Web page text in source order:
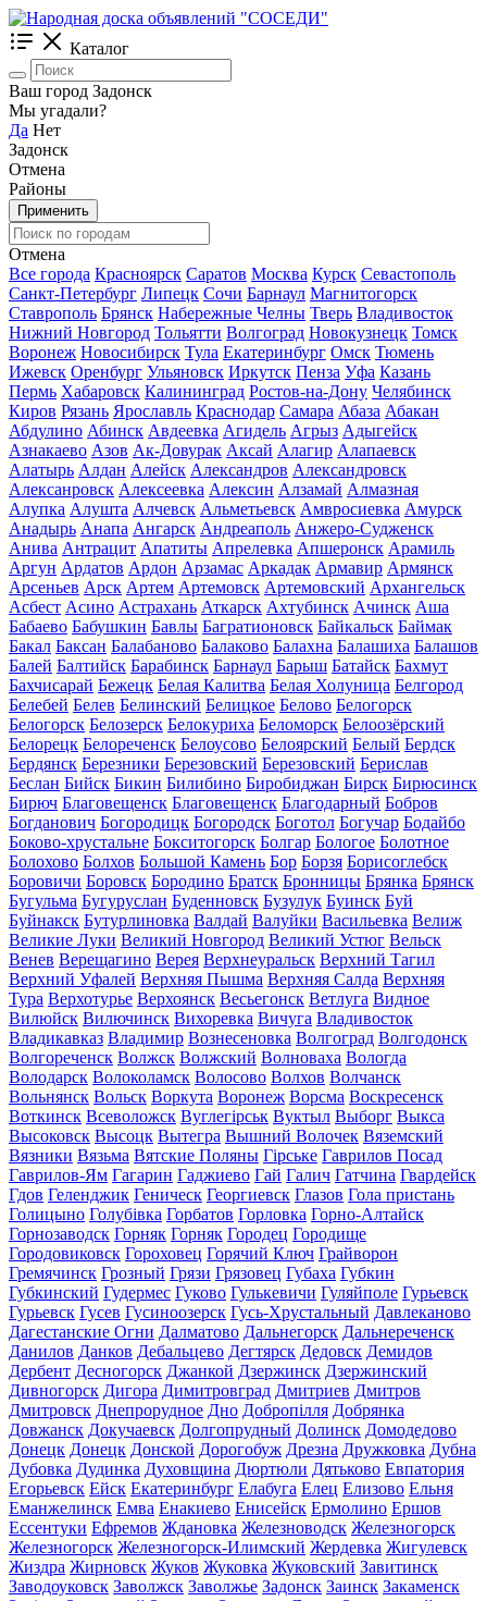
Каталог
Ваш город Задонск
Мы угадали?
Да Нет
Задонск
Отмена
Районы
Применить
Отмена
Все города Красноярск Саратов Москва Курск Севастополь
Санкт-Петербург Липецк Сочи Барнаул Магнитогорск
Ставрополь Брянск Набережные Челны Тверь Владивосток
Нижний Новгород Тольятти Волгоград Новокузнецк Томск
Воронеж Новосибирск Тула Екатеринбург Омск Тюмень
Ижевск Оренбург Ульяновск Иркутск Пенза Уфа Казань
Пермь Хабаровск Калининград Ростов-на-Дону Челябинск
Киров Рязань Ярославль Краснодар Самара Абаза Абакан
Абдулино Абинск Авдеевка Агидель Агрыз Адыгейск
Азнакаево Азов Ак-Довурак Аксай Алагир Алапаевск
Алатырь Алдан Алейск Александров Александровск
Алексанровск Алексеевка Алексин Алзамай Алмазная
Алупка Алушта Алчевск Альметьевск Амвросиевка Амурск
Анадырь Анапа Ангарск Андреаполь Анжеро-Судженск
Анива Антрацит Апатиты Апрелевка Апшеронск Арамиль
Аргун Ардатов Ардон Арзамас Аркадак Армавир Армянск
Арсеньев Арск Артем Артемовск Артемовский Архангельск
Асбест Асино Астрахань Аткарск Ахтубинск Ачинск Аша
Бабаево Бабушкин Бавлы Багратионовск Байкальск Баймак
Бакал Баксан Балабаново Балаково Балахна Балашиха Балашов
Балей Балтийск Барабинск Барнаул Барыш Батайск Бахмут
Бахчисарай Бежецк Белая Калитва Белая Холуница Белгород
Белебей Белев Белинский Белицкое Белово Белогорск
Белогорск Белозерск Белокуриха Беломорск Белоозёрский
Белорецк Белореченск Белоусово Белоярский Белый Бердск
Бердянск Березники Березовский Березовский Берислав
Беслан Бийск Бикин Билибино Биробиджан Бирск Бирюсинск
Бирюч Благовещенск Благовещенск Благодарный Бобров
Богданович Богородицк Богородск Боготол Богучар Бодайбо
Боково-хрустальне Бокситогорск Болгар Бологое Болотное
Болохово Болхов Большой Камень Бор Борзя Борисоглебск
Боровичи Боровск Бородино Братск Бронницы Брянка Брянск
Бугульма Бугуруслан Буденновск Бузулук Буинск Буй
Буйнакск Бутурлиновка Валдай Валуйки Васильевка Велиж
Великие Луки Великий Новгород Великий Устюг Вельск
Венев Верещагино Верея Верхнеуральск Верхний Тагил
Верхний Уфалей Верхняя Пышма Верхняя Салда Верхняя
Тура Верхотурье Верхоянск Весьегонск Ветлуга Видное
Вилюйск Вилючинск Вихоревка Вичуга Владивосток
Владикавказ Владимир Вознесеновка Волгоград Волгодонск
Волгореченск Волжск Волжский Волноваха Вологда
Володарск Волоколамск Волосово Волхов Волчанск
Вольнянск Вольск Воркута Воронеж Ворсма Воскресенск
Воткинск Всеволожск Вуглегірськ Вуктыл Выборг Выкса
Высоковск Высоцк Вытегра Вышний Волочек Вяземский
Вязники Вязьма Вятские Поляны Гірське Гаврилов Посад
Гаврилов-Ям Гагарин Гаджиево Гай Галич Гатчина Гвардейск
Гдов Геленджик Геническ Георгиевск Глазов Гола пристань
Голицыно Голубівка Горбатов Горловка Горно-Алтайск
Горнозаводск Горняк Горняк Городец Городище
Городовиковск Гороховец Горячий Ключ Грайворон
Гремячинск Грозный Грязи Грязовец Губаха Губкин
Губкинский Гудермес Гуково Гулькевичи Гуляйполе Гурьевск
Гурьевск Гусев Гусиноозерск Гусь-Хрустальный Давлеканово
Дагестанские Огни Далматово Дальнегорск Дальнереченск
Данилов Данков Дебальцево Дегтярск Дедовск Демидов
Дербент Десногорск Джанкой Дзержинск Дзержинский
Дивногорск Дигора Димитровград Дмитриев Дмитров
Дмитровск Днепрорудное Дно Добропілля Добрянка
Довжанск Докучаевск Долгопрудный Долинск Домодедово
Донецк Донецк Донской Дорогобуж Дрезна Дружковка Дубна
Дубовка Дудинка Духовщина Дюртюли Дятьково Евпатория
Егорьевск Ейск Екатеринбург Елабуга Елец Елизово Ельня
Еманжелинск Емва Енакиево Енисейск Ермолино Ершов
Ессентуки Ефремов Ждановка Железноводск Железногорск
Железногорск Железногорск-Илимский Жердевка Жигулевск
Жиздра Жирновск Жуков Жуковка Жуковский Завитинск
Заводоуковск Заволжск Заволжье Задонск Заинск Закаменск